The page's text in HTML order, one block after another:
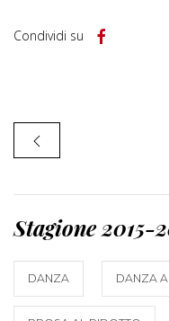
Condividi su
Stagione 2015-
DANZA DANZA